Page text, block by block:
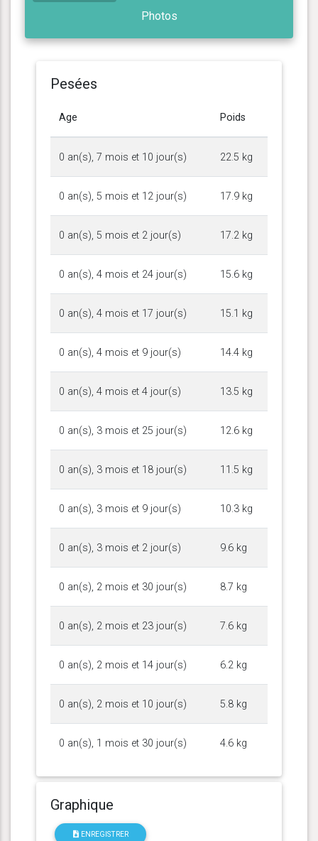
Photos
Pesées
Age Poids
0 an(s), 7 mois et 10 jour(s) 22.5 kg
0 an(s), 5 mois et 12 jour(s) 17.9 kg
0 an(s), 5 mois et 2 jour(s) 17.2 kg
0 an(s), 4 mois et 24 jour(s) 15.6 kg
0 an(s), 4 mois et 17 jour(s) 15.1 kg
0 an(s), 4 mois et 9 jour(s) 14.4 kg
0 an(s), 4 mois et 4 jour(s) 13.5 kg
0 an(s), 3 mois et 25 jour(s) 12.6 kg
0 an(s), 3 mois et 18 jour(s) 11.5 kg
0 an(s), 3 mois et 9 jour(s) 10.3 kg
0 an(s), 3 mois et 2 jour(s) 9.6 kg
0 an(s), 2 mois et 30 jour(s) 8.7 kg
0 an(s), 2 mois et 23 jour(s) 7.6 kg
0 an(s), 2 mois et 14 jour(s) 6.2 kg
0 an(s), 2 mois et 10 jour(s) 5.8 kg
0 an(s), 1 mois et 30 jour(s) 4.6 kg
Graphique
ENREGISTRER